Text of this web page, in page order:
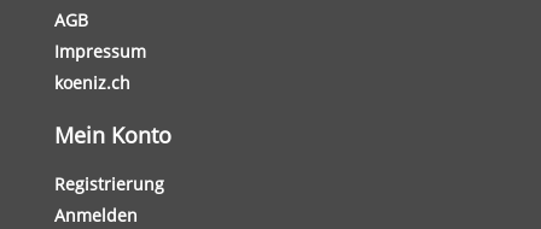
AGB
Impressum
koeniz.ch
Mein Konto
Registrierung
Anmelden